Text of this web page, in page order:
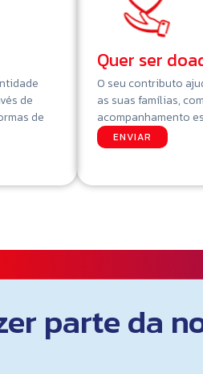
de
de
Quer ser
O seu contributo
as suas famílias,
acompanhamento
ENVIAR
parte da